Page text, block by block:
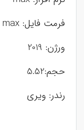
فرمت فایل: max
ورژن: 2019
حجم:5.52
رندر: ویری